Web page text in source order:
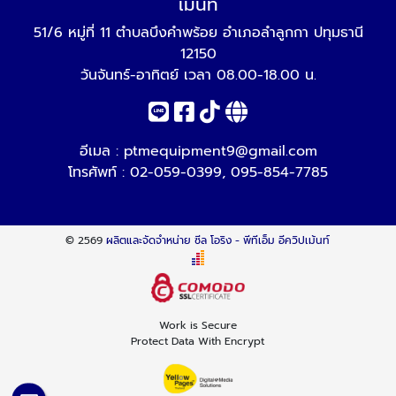
51/6 หมู่ที่ 11 ตำบลบึงคำพร้อย อำเภอลำลูกกา ปทุมธานี
12150
วันจันทร์-อาทิตย์ เวลา 08.00-18.00 น.
อีเมล : ptmequipment9@gmail.com
โทรศัพท์ : 02-059-0399, 095-854-7785
© 2569ผลิตและจัดจำหน่าย ซีล โอริง - พีทีเอ็ม อีควิปเม้นท์
Work is Secure
Protect Data With Encrypt